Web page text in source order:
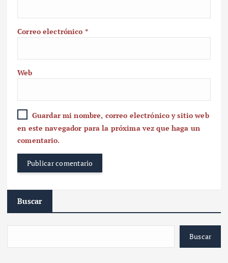
Correo electrónico *
Web
Guardar mi nombre, correo electrónico y sitio web
en este navegador para la próxima vez que haga un
comentario.
Buscar
Buscar